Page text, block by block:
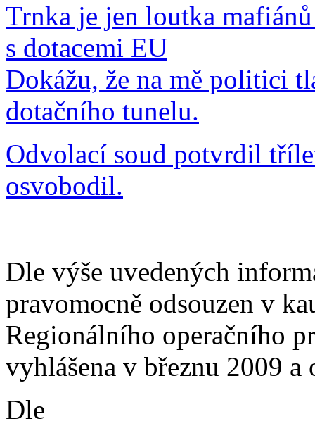
Trnka je jen loutka
s dotacemi EU
Dokážu, že na mě politici
dotačního tunelu.
Odvolací soud potvrdil
osvobodil.
Dle výše uvedených
pravomocně odsouzen v
Regionálního operačního
vyhlášena v březnu 2009
Dle